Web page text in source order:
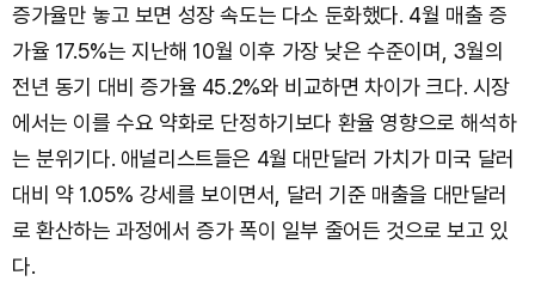
증가율만 놓고 보면 성장 속도는 다소 둔화했다. 4월 매출 증
가율 17.5%는 지난해 10월 이후 가장 낮은 수준이며, 3월의
전년 동기 대비 증가율 45.2%와 비교하면 차이가 크다. 시장
에서는 이를 수요 약화로 단정하기보다 환율 영향으로 해석하
는 분위기다. 애널리스트들은 4월 대만달러 가치가 미국 달러
대비 약 1.05% 강세를 보이면서, 달러 기준 매출을 대만달러
로 환산하는 과정에서 증가 폭이 일부 줄어든 것으로 보고 있
다.